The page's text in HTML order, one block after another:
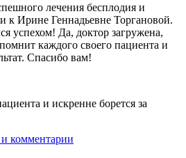
лечения бесплодия и
к Ирине Геннадьевне Торгановой.
успехом! Да, доктор загружена,
каждого своего пациента и
Спасибо вам!
и искренне борется за
комментарии